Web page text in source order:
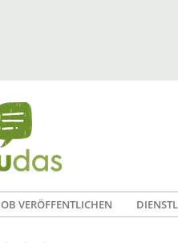
VERÖFFENTLICHEN